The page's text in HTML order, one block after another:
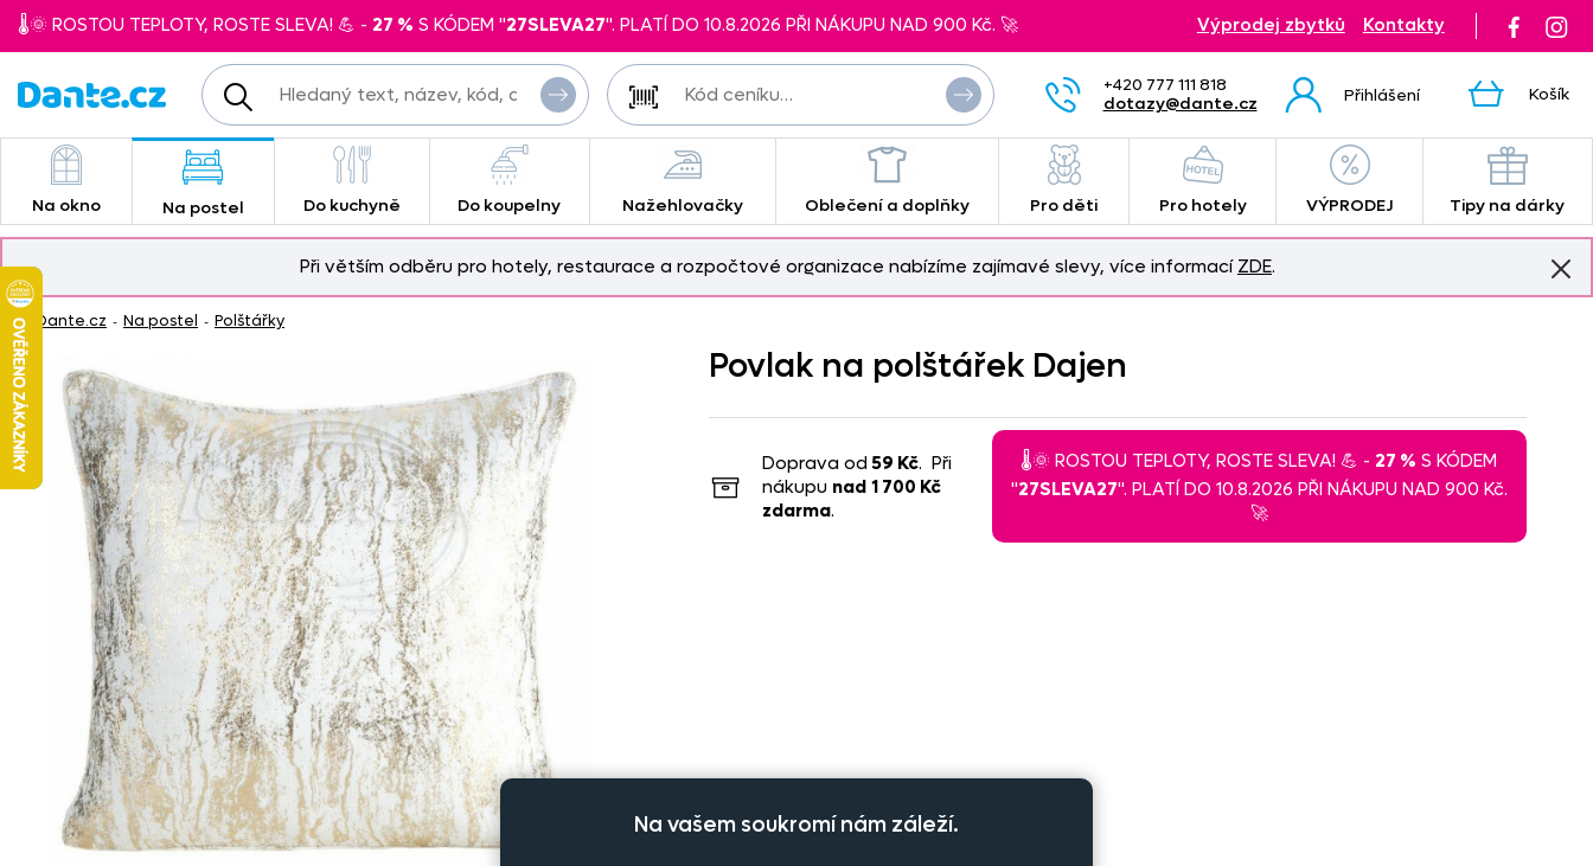
+420 777 111 818
dotazy@dante.cz
Přihlášení Košík
🌡️🌞 ROSTOU TEPLOTY, ROSTE SLEVA! 💪 - 27 % S KÓDEM "27SLEVA27". PLATÍ DO 10.8.2026 PŘI NÁKUPU NAD 900 Kč. 🚀 Výprodej zbytků Kontakty
Na okno Na postel Do kuchyně Do koupelny Nažehlovačky Oblečení a doplňky Pro děti Pro hotely VÝPRODEJ Tipy na dárky
Při větším odběru pro hotely, restaurace a rozpočtové organizace nabízíme zajímavé slevy, více informací ZDE.
Dante.cz - Na postel - Polštářky
Povlak na polštářek Dajen
Doprava od 59 Kč. Při
nákupu nad 1 700 Kč
zdarma.
🌡️🌞 ROSTOU TEPLOTY, ROSTE SLEVA! 💪 -27 % S KÓDEM
"27SLEVA27". PLATÍ DO 10.8.2026 PŘI NÁKUPU NAD 900 Kč.
🚀
Na vašem soukromí nám záleží.